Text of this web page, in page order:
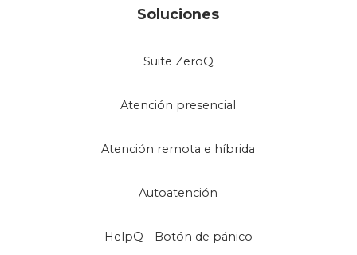
Soluciones
Suite ZeroQ
Atención presencial
Atención remota e híbrida
Autoatención
HelpQ - Botón de pánico